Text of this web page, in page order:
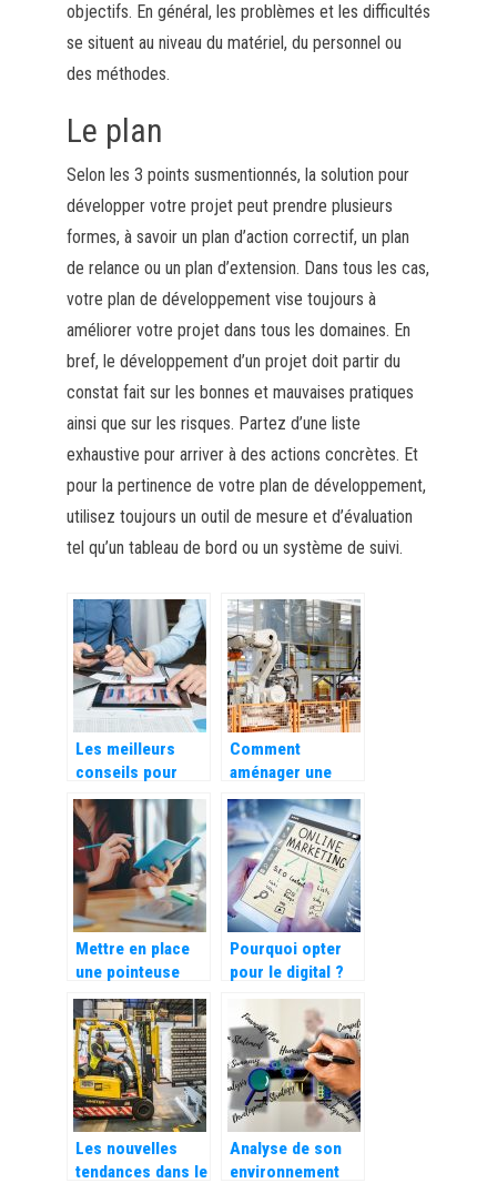
objectifs. En général, les problèmes et les difficultés
se situent au niveau du matériel, du personnel ou
des méthodes.
Le plan
Selon les 3 points susmentionnés, la solution pour
développer votre projet peut prendre plusieurs
formes, à savoir un plan d’action correctif, un plan
de relance ou un plan d’extension. Dans tous les cas,
votre plan de développement vise toujours à
améliorer votre projet dans tous les domaines. En
bref, le développement d’un projet doit partir du
constat fait sur les bonnes et mauvaises pratiques
ainsi que sur les risques. Partez d’une liste
exhaustive pour arriver à des actions concrètes. Et
pour la pertinence de votre plan de développement,
utilisez toujours un outil de mesure et d’évaluation
tel qu’un tableau de bord ou un système de suivi.
Les meilleurs
conseils pour
réussir sa
croissance
d’entreprise
Comment
aménager une
usine pour qu’elle
soit efficace ?
Mettre en place
une pointeuse
dans votre
entreprise pour le
calcul
automatique des
heures de travail
Pourquoi opter
pour le digital ?
Les nouvelles
tendances dans le
Analyse de son
environnement